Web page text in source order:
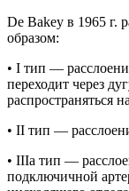
De Bakey в 1965 г.
образом:
• I тип —
переходит через
распространяться
• II тип —
• IIIа тип —
подключичной